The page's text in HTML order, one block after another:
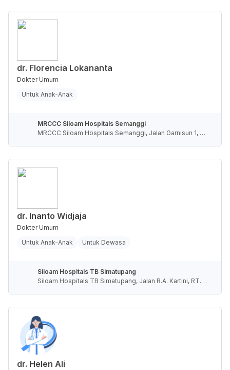
dr. Florencia Lokananta
Dokter Umum
Untuk Anak-Anak
MRCCC Siloam Hospitals Semanggi
MRCCC Siloam Hospitals Semanggi, Jalan Garnisun 1, R
dr. Inanto Widjaja
Dokter Umum
Untuk Anak-Anak
Untuk Dewasa
Siloam Hospitals TB Simatupang
Siloam Hospitals TB Simatupang, Jalan R.A. Kartini, RT.1
dr. Helen Ali